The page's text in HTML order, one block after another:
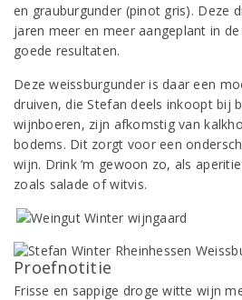
en grauburgunder (pinot gris). Deze
jaren meer en meer aangeplant in
goede resultaten.
Deze weissburgunder is daar een
druiven, die Stefan deels inkoopt bij
wijnboeren, zijn afkomstig van
bodems. Dit zorgt voor een
wijn. Drink ‘m gewoon zo, als
zoals salade of witvis.
Proefnotitie
Frisse en sappige droge witte wijn